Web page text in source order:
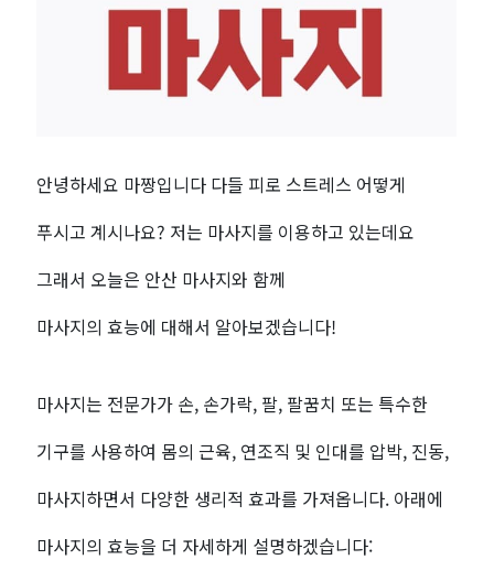
주
는
마
지
전
안녕하세요 마짱입니다 다들 피로 스트레스 어떻게
푸시고 계시나요? 저는 마사지를 이용하고 있는데요
그래서 오늘은 안산 마사지와 함께
마사지의 효능에 대해서 알아보겠습니다!
마사지는 전문가가 손, 손가락, 팔, 팔꿈치 또는 특수한
기구를 사용하여 몸의 근육, 연조직 및 인대를 압박, 진동,
마사지하면서 다양한 생리적 효과를 가져옵니다. 아래에
마사지의 효능을 더 자세하게 설명하겠습니다: